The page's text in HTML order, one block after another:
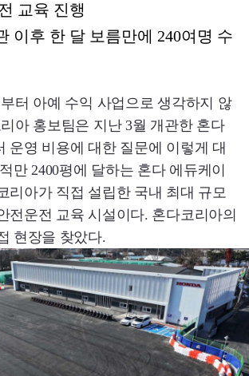
교육 진행
이후 한 달 보름만에 240여명 수
터 아예 수익 사업으로 생각하지 않
아 홍보팀은 지난 3월 개관한 혼다
운영 비용에 대한 질문에 이렇게 대
만 2400평에 달하는 혼다 에듀케이
리아가 직접 설립한 국내 최대 규모
전운전 교육 시설이다. 혼다코리아의
현장을 찾았다.